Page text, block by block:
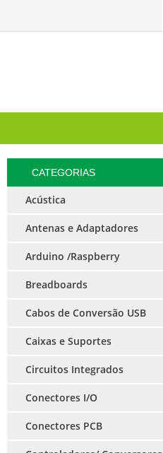
CATEGORIAS
Acústica
Antenas e Adaptadores
Arduino /Raspberry
Breadboards
Cabos de Conversão USB
Caixas e Suportes
Circuitos Integrados
Conectores I/O
Conectores PCB